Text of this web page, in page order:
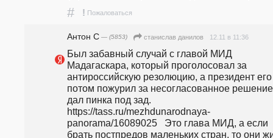
# ! Пожаловаться
Антон С — (5853) станислав данилов 12.11 в 11:36
Был забавный случай с главой МИД
Мадагаскара, который проголосовал за
антироссийскую резолюцию, а президент его
потом пожурил за несогласованное
дал пинка под зад.
https://tass.ru/mezhdunarodnaya-
panorama/16089025   Это глава МИД, а если
брать постпредов маленьких стран, то они